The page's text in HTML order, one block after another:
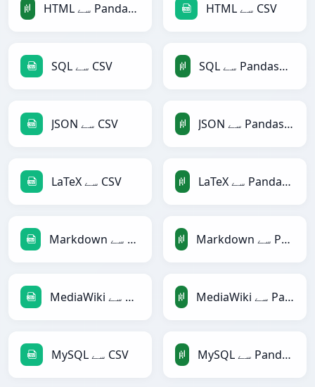
HTML سے PandasDataFrame HTML سے CSV
SQL سے CSV SQL سے PandasDataFrame
JSON سے CSV JSON سے PandasDataFrame
LaTeX سے CSV LaTeX سے PandasDataFrame
Markdown سے CSV Markdown سے PandasDataFrame
MediaWiki سے CSV MediaWiki سے PandasDataFrame
MySQL سے CSV MySQL سے PandasDataFrame